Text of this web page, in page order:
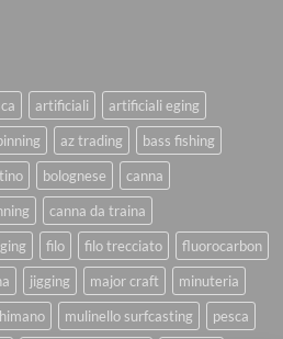
artificiali
artificiali eging
az trading
bass fishing
bolognese
canna
canna da traina
filo filo trecciato
fluorocarbon
jigging major craft
minuteria
mulinello surfcasting pesca